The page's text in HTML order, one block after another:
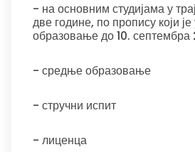
- на основним студијама у
две године, по пропису који
образовање до 10.
- средње образовање
- стручни испит
- лиценца